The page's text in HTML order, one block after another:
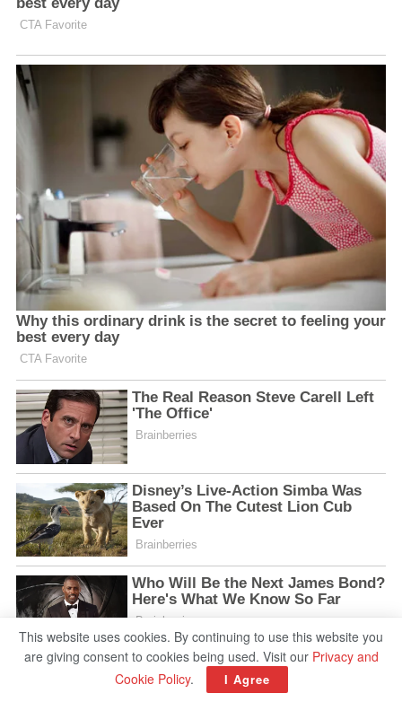
This website uses cookies. By continuing to use this website you
are giving consent to cookies being used. Visit our Privacy and
Cookie Policy. I Agree